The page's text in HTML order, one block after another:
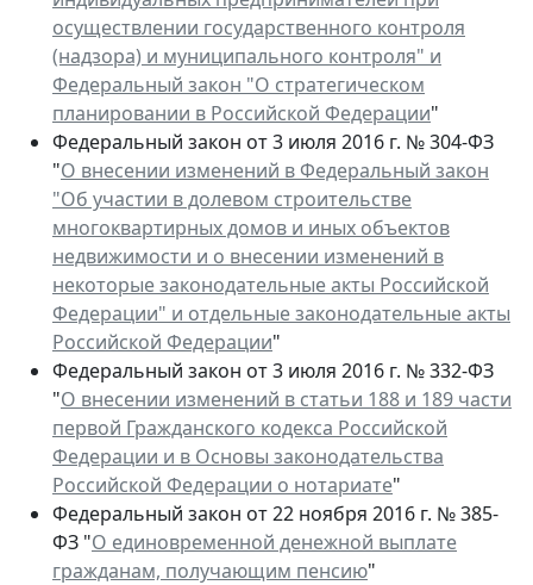
осуществлении государственного контроля
(надзора) и муниципального контроля" и
Федеральный закон "О стратегическом
планировании в Российской Федерации"
Федеральный закон от 3 июля 2016 г. № 304-ФЗ
"О внесении изменений в Федеральный закон
"Об участии в долевом строительстве
многоквартирных домов и иных объектов
недвижимости и о внесении изменений в
некоторые законодательные акты Российской
Федерации" и отдельные законодательные акты
Российской Федерации"
Федеральный закон от 3 июля 2016 г. № 332-ФЗ
"О внесении изменений в статьи 188 и 189 части
первой Гражданского кодекса Российской
Федерации и в Основы законодательства
Российской Федерации о нотариате"
Федеральный закон от 22 ноября 2016 г. № 385-
ФЗ "О единовременной денежной выплате
гражданам, получающим пенсию"